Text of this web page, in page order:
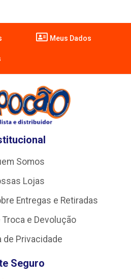
Meus Dados
Somos
Lojas
Entregas e Retiradas
e Devolução
de Privacidade
Seguro